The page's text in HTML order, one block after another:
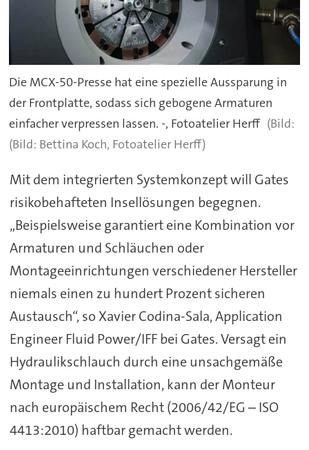
Die MCX-50-Presse hat eine spezielle Aussparung in
der Frontplatte, sodass sich gebogene Armaturen
einfacher verpressen lassen. -, Fotoatelier Herff
(Bild: Bettina Koch, Fotoatelier Herff)
Mit dem integrierten Systemkonzept will Gates
risikobehafteten Insellösungen begegnen.
„Beispielsweise garantiert eine Kombination vor
Armaturen und Schläuchen oder
Montageeinrichtungen verschiedener Hersteller
niemals einen zu hundert Prozent sicheren
Austausch“, so Xavier Codina-Sala, Application
Engineer Fluid Power/IFF bei Gates. Versagt ein
Hydraulikschlauch durch eine unsachgemäße
Montage und Installation, kann der Monteur
nach europäischem Recht (2006/42/EG – ISO
4413:2010) haftbar gemacht werden.